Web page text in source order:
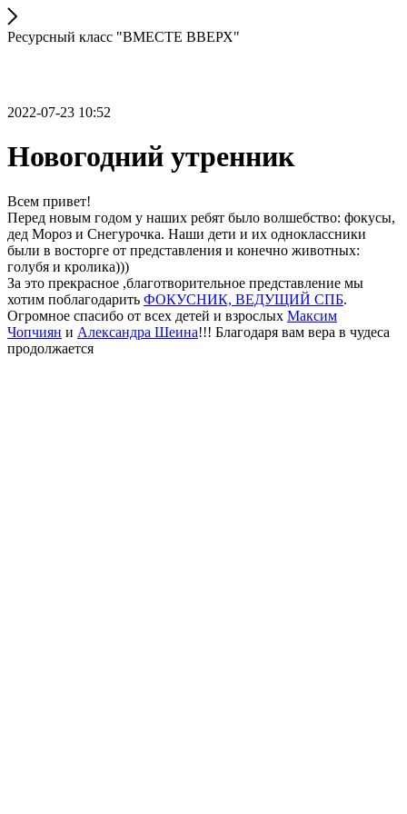
Ресурсный класс "ВМЕСТЕ ВВЕРХ"
2022-07-23 10:52
Новогодний утренник
Всем привет!
Перед новым годом у наших ребят было волшебство: фокусы,
дед Мороз и Снегурочка. Наши дети и их одноклассники
были в восторге от представления и конечно животных:
голубя и кролика)))
За это прекрасное ,благотворительное представление мы
хотим поблагодарить ФОКУСНИК, ВЕДУЩИЙ СПБ.
Огромное спасибо от всех детей и взрослых Максим
Чопчиян и Александра Шеина!!! Благодаря вам вера в чудеса
продолжается